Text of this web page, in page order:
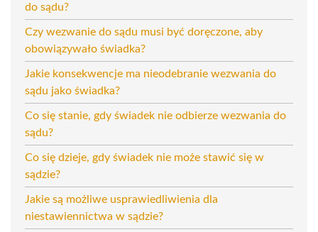
do sądu?
Czy wezwanie do sądu musi być doręczone, aby
obowiązywało świadka?
Jakie konsekwencje ma nieodebranie wezwania do
sądu jako świadka?
Co się stanie, gdy świadek nie odbierze wezwania do
sądu?
Co się dzieje, gdy świadek nie może stawić się w
sądzie?
Jakie są możliwe usprawiedliwienia dla
niestawiennictwa w sądzie?